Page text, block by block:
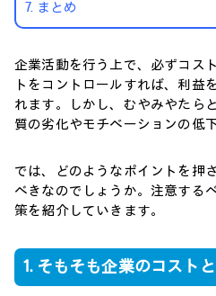
7. まとめ
企業活動を行う上で、必ずコス
トをコントロールすれば、利益
れます。しかし、むやみやたら
質の劣化やモチベーションの低
では、どのようなポイントを押
べきなのでしょうか。注意する
策を紹介していきます。
1. そもそも企業のコスト